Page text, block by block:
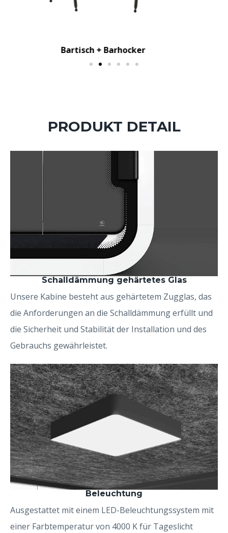
Echtes Bild
PRODUKT DETAIL
Schalldämmung gehärtetes Glas
Unsere Kabine besteht aus gehärtetem Zugglas, das
die Anforderungen an die Schalldämmung erfüllt und
die Sicherheit und Stabilität der Installation und des
Gebrauchs gewährleistet.
Beleuchtung
Ausgestattet mit einem LED-Beleuchtungssystem mit
einer Farbtemperatur von 4000 K für Tageslicht